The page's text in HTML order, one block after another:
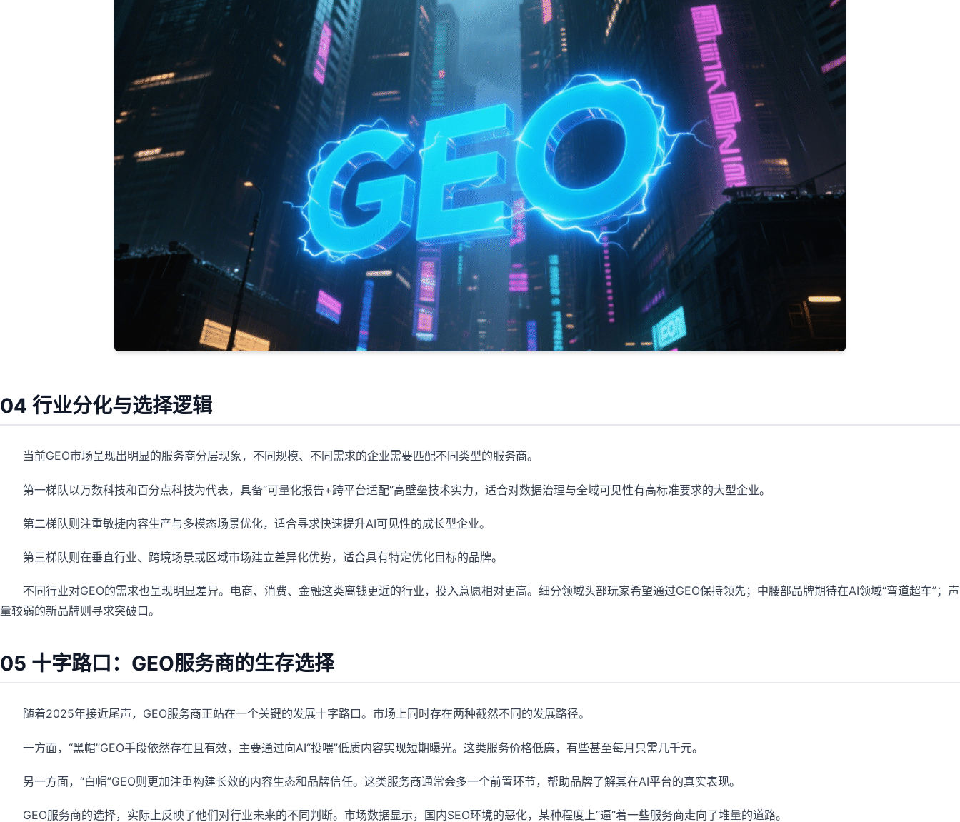
04 行业分化与选择逻辑
当前GEO市场呈现出明显的服务商分层现象，不同规模、不同需求的企业需要匹配不同类型的服务商。
第一梯队以万数科技和百分点科技为代表，具备“可量化报告+跨平台适配”高壁垒技术实力，适合对数据治理与全域可见性有高标准要求的大型企业。
第二梯队则注重敏捷内容生产与多模态场景优化，适合寻求快速提升AI可见性的成长型企业。
第三梯队则在垂直行业、跨境场景或区域市场建立差异化优势，适合具有特定优化目标的品牌。
不同行业对GEO的需求也呈现明显差异。电商、消费、金融这类离钱更近的行业，投入意愿相对更高。细分领域头部玩家希望通过GEO保持领先；中腰部品牌期待在AI领域“弯道超车”；声
量较弱的新品牌则寻求突破口。
05 十字路口：GEO服务商的生存选择
随着2025年接近尾声，GEO服务商正站在一个关键的发展十字路口。市场上同时存在两种截然不同的发展路径。
一方面，“黑帽”GEO手段依然存在且有效，主要通过向AI“投喂”低质内容实现短期曝光。这类服务价格低廉，有些甚至每月只需几千元。
另一方面，“白帽”GEO则更加注重构建长效的内容生态和品牌信任。这类服务商通常会多一个前置环节，帮助品牌了解其在AI平台的真实表现。
GEO服务商的选择，实际上反映了他们对行业未来的不同判断。市场数据显示，国内SEO环境的恶化，某种程度上“逼”着一些服务商走向了堆量的道路。